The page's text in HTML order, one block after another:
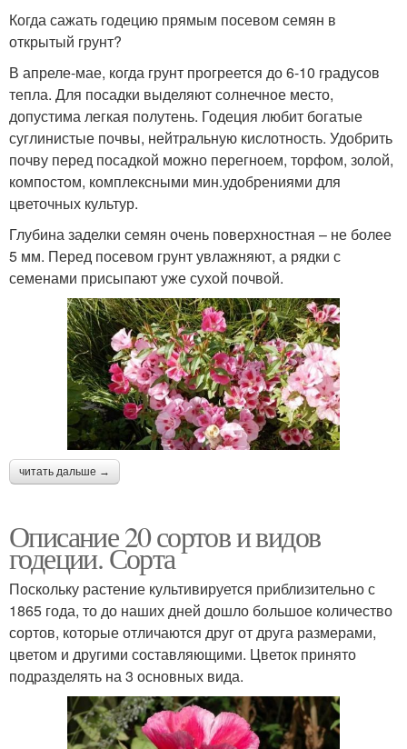
Когда сажать годецию прямым посевом семян в
открытый грунт?
В апреле-мае, когда грунт прогреется до 6-10 градусов
тепла. Для посадки выделяют солнечное место,
допустима легкая полутень. Годеция любит богатые
суглинистые почвы, нейтральную кислотность. Удобрить
почву перед посадкой можно перегноем, торфом, золой,
компостом, комплексными мин.удобрениями для
цветочных культур.
Глубина заделки семян очень поверхностная – не более
5 мм. Перед посевом грунт увлажняют, а рядки с
семенами присыпают уже сухой почвой.
читать дальше →
Описание 20 сортов и видов
годеции. Сорта
Поскольку растение культивируется приблизительно с
1865 года, то до наших дней дошло большое количество
сортов, которые отличаются друг от друга размерами,
цветом и другими составляющими. Цветок принято
подразделять на 3 основных вида.